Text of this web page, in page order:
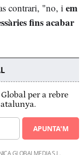
contrari, "no, i em
fins acabar
per a rebre
APUNTA'M
GLOBALMEDIA S.L.